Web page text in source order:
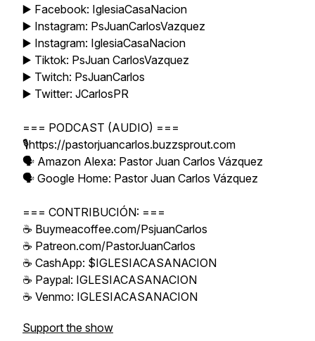
▶️ Facebook: IglesiaCasaNacion
▶️ Instagram: PsJuanCarlosVazquez
▶️ Instagram: IglesiaCasaNacion
▶️ Tiktok: PsJuan CarlosVazquez
▶️ Twitch: PsJuanCarlos
▶️ Twitter: JCarlosPR
=== PODCAST (AUDIO) ===
🎙️https://pastorjuancarlos.buzzsprout.com
🗣️ Amazon Alexa: Pastor Juan Carlos Vázquez
🗣️ Google Home: Pastor Juan Carlos Vázquez
=== CONTRIBUCIÓN: ===
☕ Buymeacoffee.com/PsjuanCarlos
☕ Patreon.com/PastorJuanCarlos
☕ CashApp: $IGLESIACASANACION
☕ Paypal: IGLESIACASANACION
☕ Venmo: IGLESIACASANACION
Support the show